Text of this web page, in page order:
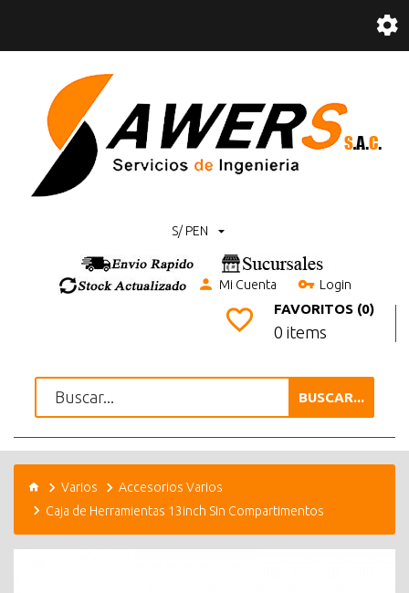
S/ PEN
Mi Cuenta Login
FAVORITOS (0)
0 items
BUSCAR...
Varios
Accesorios Varios
Caja de Herramientas 13inch Sin Compartimentos